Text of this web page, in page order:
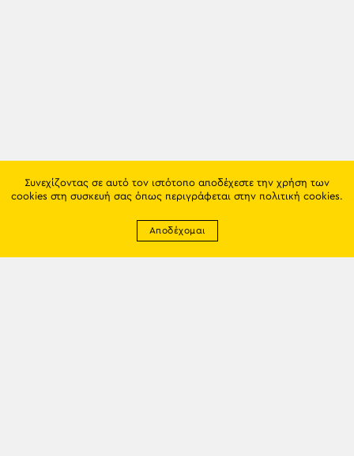
Συνεχίζοντας σε αυτό τον ιστότοπο αποδέχεστε την χρήση των
cookies στη συσκευή σας όπως περιγράφεται στην πολιτική cookies.
Αποδέχομαι